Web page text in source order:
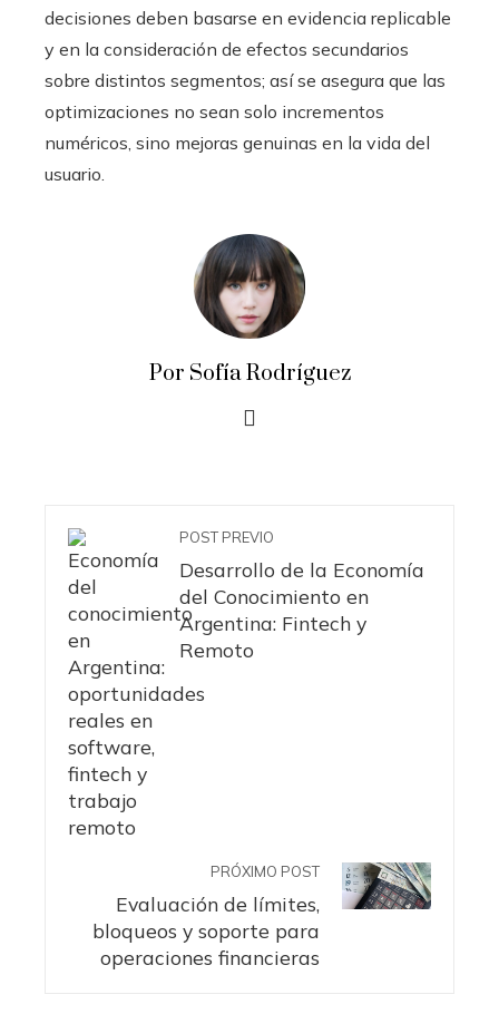
decisiones deben basarse en evidencia replicable
y en la consideración de efectos secundarios
sobre distintos segmentos; así se asegura que las
optimizaciones no sean solo incrementos
numéricos, sino mejoras genuinas en la vida del
usuario.
Por Sofía Rodríguez
POST PREVIO
Desarrollo de la Economía
del Conocimiento en
Argentina: Fintech y
Remoto
PRÓXIMO POST
Evaluación de límites,
bloqueos y soporte para
operaciones financieras